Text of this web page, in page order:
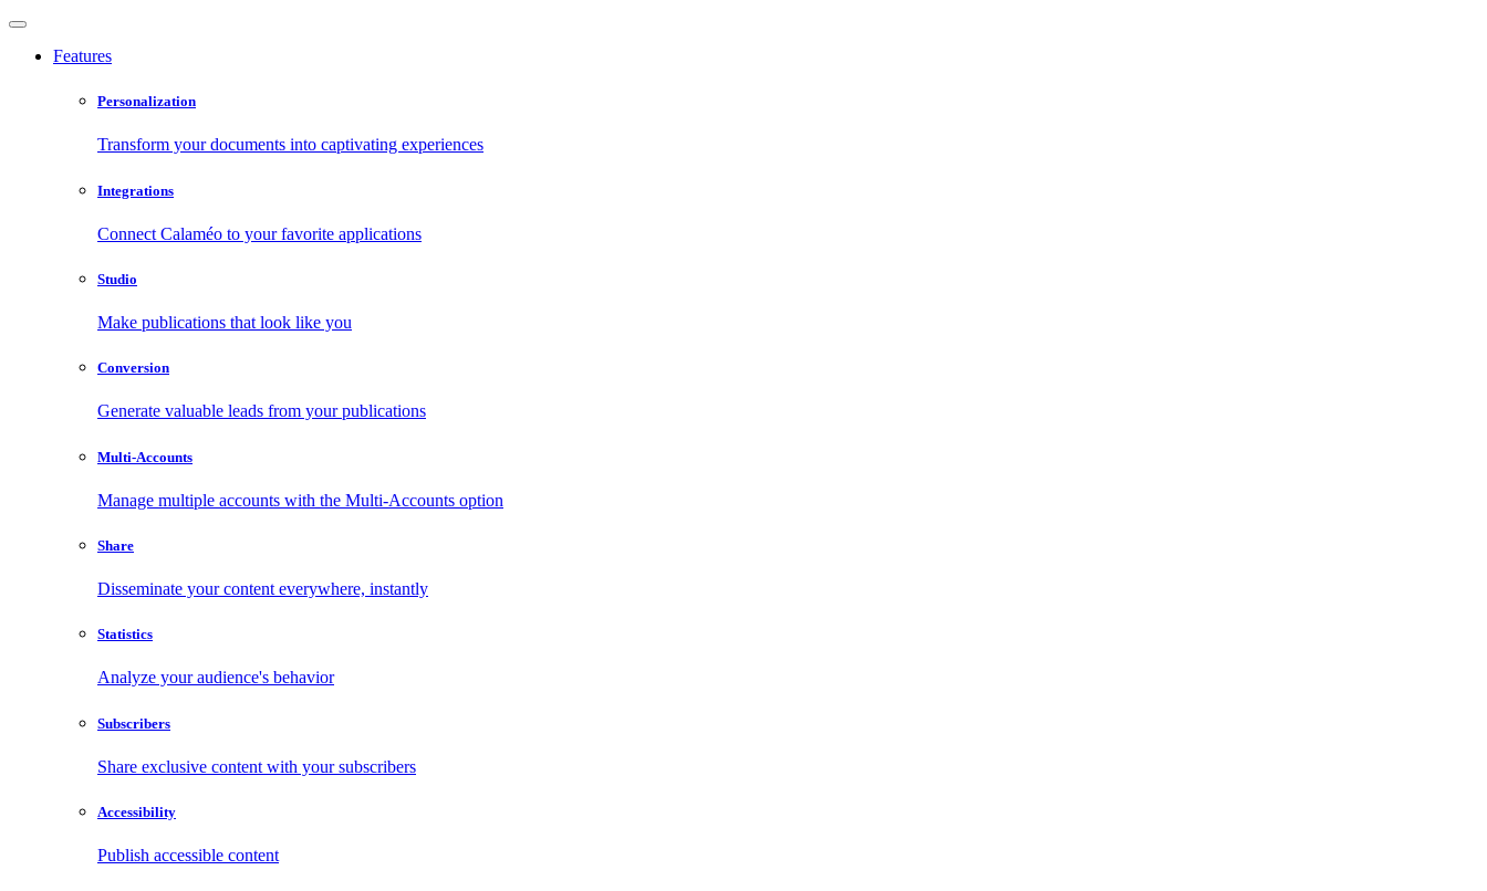
Features
Personalization
Transform your documents into captivating experiences
Integrations
Connect Calaméo to your favorite applications
Studio
Make publications that look like you
Conversion
Generate valuable leads from your publications
Multi-Accounts
Manage multiple accounts with the Multi-Accounts option
Share
Disseminate your content everywhere, instantly
Statistics
Analyze your audience's behavior
Subscribers
Share exclusive content with your subscribers
Accessibility
Publish accessible content